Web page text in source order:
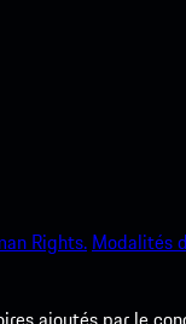
Rights. Modalités